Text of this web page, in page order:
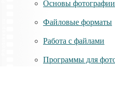
Основы фотографии
Файловые форматы
Работа с файлами
Программы для